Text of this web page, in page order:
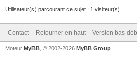
Utilisateur(s) parcourant ce sujet : 1 visiteur(s)
Contact Retourner en haut Version bas-
Moteur MyBB , © 2002-2026 MyBB Group